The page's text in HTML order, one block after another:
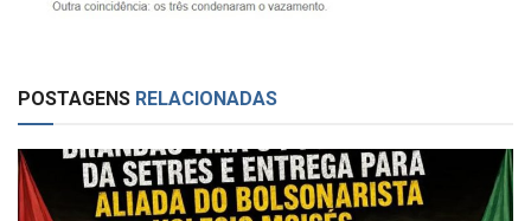
POSTAGENS RELACIONADAS